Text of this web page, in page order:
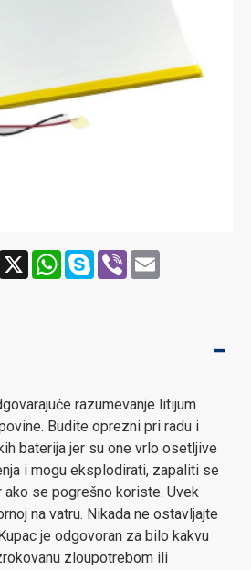
X WhatsApp
SkypeViberEmail
razumevanje litijum
Budite oprezni pri radu i
baterija jer su one vrlo osetljive
i mogu eksplodirati, zapaliti se
se pogrešno koriste. Uvek
na vatru. Nikada ne ostavljajte
je odgovoran za bilo kakvu
zloupotrebom ili